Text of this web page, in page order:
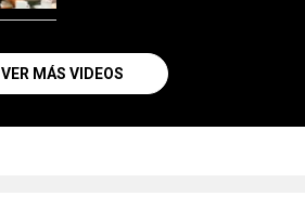
VER MÁS VIDEOS